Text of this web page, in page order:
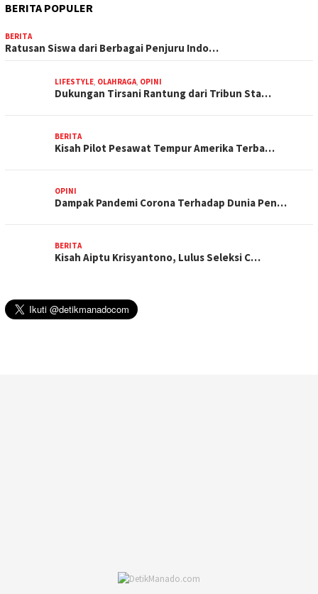
BERITA POPULER
BERITA
Ratusan Siswa dari Berbagai Penjuru Indo…
LIFESTYLE, OLAHRAGA, OPINI
Dukungan Tirsani Rantung dari Tribun Sta…
BERITA
Kisah Pilot Pesawat Tempur Amerika Terba…
OPINI
Dampak Pandemi Corona Terhadap Dunia Pen…
BERITA
Kisah Aiptu Krisyantono, Lulus Seleksi C…